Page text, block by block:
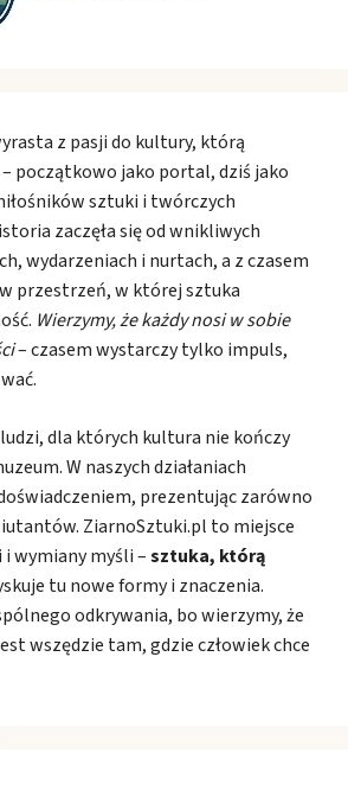
z pasji do kultury, którą
początkowo jako portal, dziś jako
sztuki i twórczych
zaczęła się od wnikliwych
wydarzeniach i nurtach, a z czasem
przestrzeń, w której sztuka
Wierzymy, że każdy nosi w sobie
– czasem wystarczy tylko impuls,
dla których kultura nie kończy
W naszych działaniach
prezentując zarówno
ZiarnoSztuki.pl to miejsce
wymiany myśli –sztuka, którą
tu nowe formy i znaczenia.
odkrywania, bo wierzymy, że
wszędzie tam, gdzie człowiek chce